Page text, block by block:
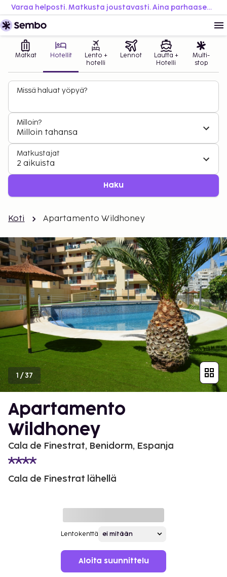
Varaa helposti. Matkusta joustavasti. Aina parhaaseen hintaan.
Matkat Hotellit
Lento +
hotelli
Lennot
Lautta +
Hotelli
Multi-
stop
Missä haluat yöpyä?
Milloin?
Milloin tahansa
Matkustajat
2 aikuista
Haku
Koti Apartamento Wildhoney
1 /37
Apartamento
Wildhoney
Cala de Finestrat, Benidorm, Espanja
Cala de Finestrat lähellä
Lentokenttä
Aloita suunnittelu